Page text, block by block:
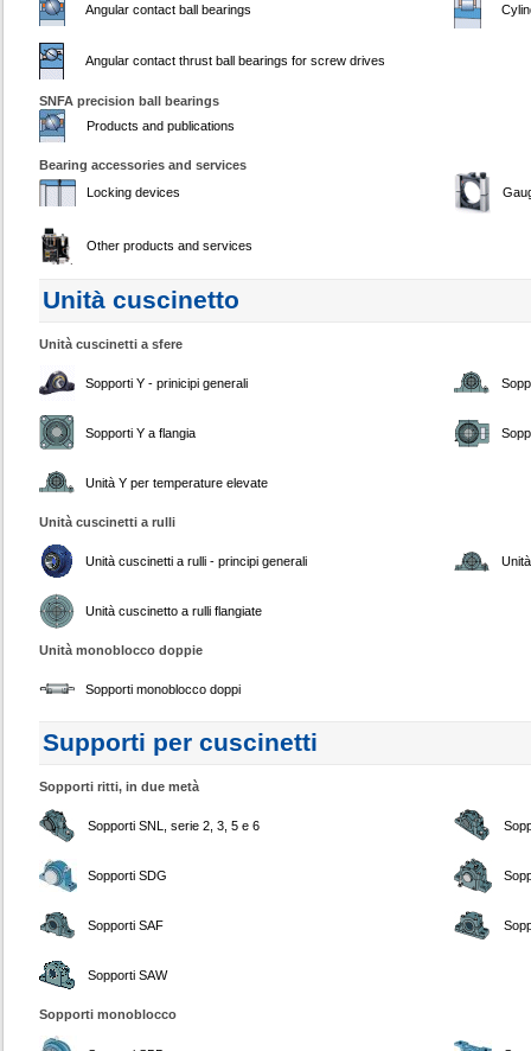
Angular contact ball bearings
Angular contact thrust ball bearings for screw drives
SNFA precision ball bearings
Products and publications
Bearing accessories and services
Locking devices
Other products and services
Unità cuscinetto
Unità cuscinetti a sfere
Sopporti Y - prinicipi generali
Sopporti Y a flangia
Unità Y per temperature elevate
Unità cuscinetti a rulli
Unità cuscinetti a rulli - principi generali
Unità cuscinetto a rulli flangiate
Unità monoblocco doppie
Sopporti monoblocco doppi
Supporti per cuscinetti
Sopporti ritti, in due metà
Sopporti SNL, serie 2, 3, 5 e 6
Sopporti SDG
Sopporti SAF
Sopporti SAW
Sopporti monoblocco